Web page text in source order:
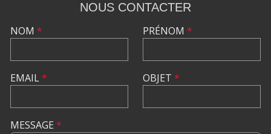
NOUS CONTACTER
NOM *
EMAIL*
PRÉNOM *
OBJET *
MESSAGE *